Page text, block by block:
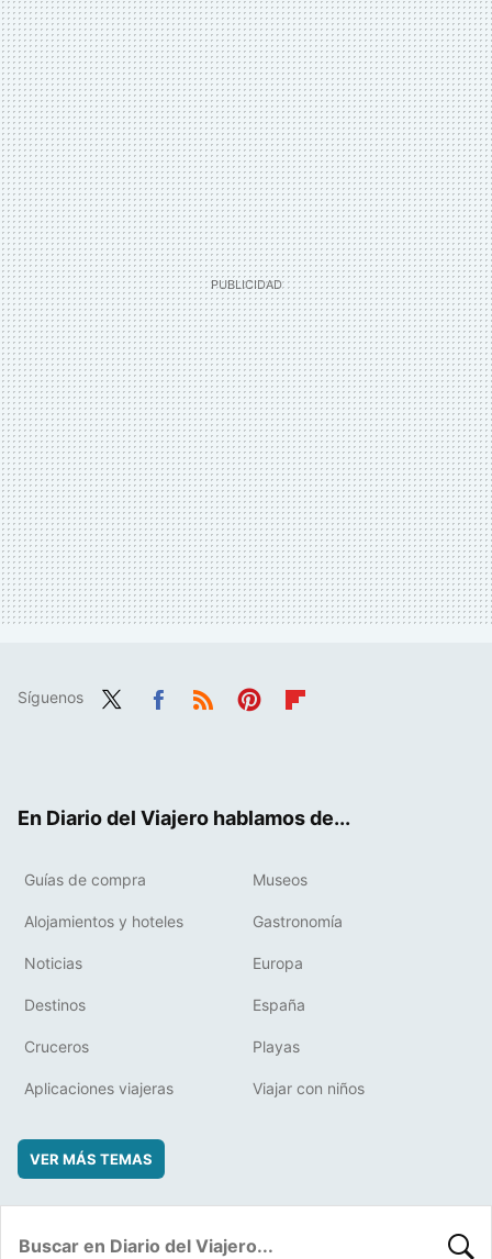
Síguenos
En Diario del Viajero hablamos de...
Guías de compra Museos
Alojamientos y hoteles Gastronomía
Noticias Europa
Destinos España
Cruceros Playas
Aplicaciones viajeras Viajar con niños
VER MÁS TEMAS